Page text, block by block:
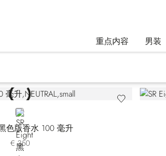
重点内容 男装
NEUTRAL
色版香水 100 毫升
€ 350